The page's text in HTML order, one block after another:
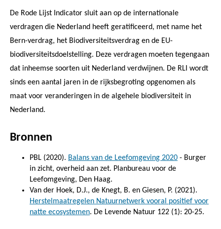
De Rode Lijst Indicator sluit aan op de internationale
verdragen die Nederland heeft geratificeerd, met name het
Bern-verdrag, het Biodiversiteitsverdrag en de EU-
biodiversiteitsdoelstelling. Deze verdragen moeten tegengaan
dat inheemse soorten uit Nederland verdwijnen. De RLI wordt
sinds een aantal jaren in de rijksbegroting opgenomen als
maat voor veranderingen in de algehele biodiversiteit in
Nederland.
Bronnen
PBL (2020). Balans van de Leefomgeving 2020 - Burger
in zicht, overheid aan zet. Planbureau voor de
Leefomgeving, Den Haag.
Van der Hoek, D.J., de Knegt, B. en Giesen, P. (2021).
Herstelmaatregelen Natuurnetwerk vooral positief voor
natte ecosystemen. De Levende Natuur 122 (1): 20-25.